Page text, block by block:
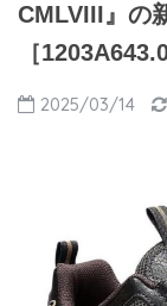
CMLVIII』の
［
2025/03/14